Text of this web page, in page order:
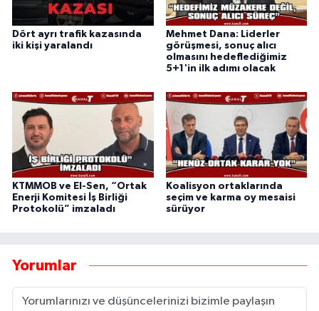
Dört ayrı trafik kazasında
iki kişi yaralandı
Mehmet Dana: Liderler
görüşmesi, sonuç alıcı
olmasını hedeflediğimiz
5+1'in ilk adımı olacak
KTMMOB ve El-Sen, “Ortak
Enerji Komitesi İş Birliği
Protokolü” imzaladı
Koalisyon ortaklarında
seçim ve karma oy mesaisi
sürüyor
Yorumlar